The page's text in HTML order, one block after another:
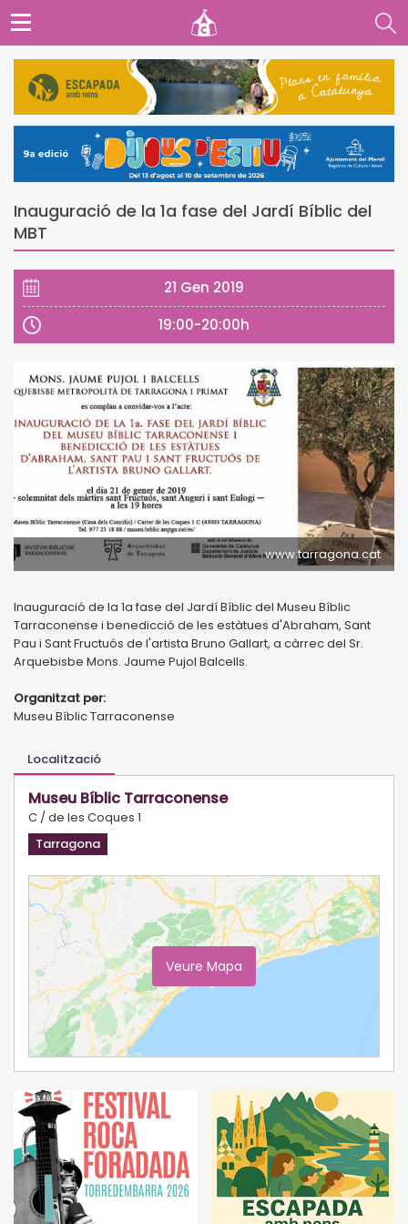
Inauguració de la 1a fase del Jardí Bíblic del
MBT
21 Gen 2019
19:00-20:00h
www.tarragona.cat
Inauguració de la 1a fase del Jardí Bíblic del Museu Bíblic
Tarraconense i benedicció de les estàtues d'Abraham, Sant
Pau i Sant Fructuós de l'artista Bruno Gallart, a càrrec del Sr.
Arquebisbe Mons. Jaume Pujol Balcells.
Organitzat per:
Museu Bíblic Tarraconense
Localització
Museu Bíblic Tarraconense
C / de les Coques 1
Tarragona
Veure Mapa